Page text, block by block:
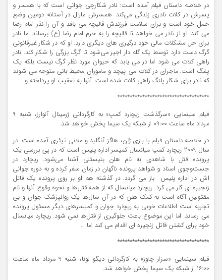
در خلاصه داستان فیلم آمده است: نادر شکارچی جوانی است که با همسر و
پسرش در کلات نادری زندگی می‌کند. همسرش مارال در آستانه دومین وضع
حمل خود است و برای سلامت فرزندش قالیچه می بافد و آن را نذر امام رضا
می کند. او از نادر می خواهد تا قالیچه را به حرم امام رضا (ع) برساند اما نادر
برای حل مشکلات مالی خود درگیری های دیگری دارد. او که در شکار غیرقانونی
گرگ دست دارد توسط یک گله دار اجیر می‌شود تا گرگ بزرگی را شکار کند. نادر
راهی کلات می شود اما در می یابد که حیوان مورد نظر گرگ نیست بلکه یک
پلنگ است. ماجرای در کلات می پیچد و ماموران محیط بانی متوجه می شوند
که نادر برای شکار پلنگ راهی کلات شده است. آنها به تعقیب او پرداخته و …
*************************************
فیلم سینمایی «سرگذشت ریچارد کمپ» به کارگردانی ژرمینال آلوارز، شنبه 9
مرداد ‌ماه ساعت 09:00 از شبکه یک سیما پخش خواهد شد.
در خلاصه داستان فیلم با بازی ژان، هاگز آنگلید و ملانی تیئری آمده است: در
سال 2009 ریچارد کمپ میانسال کمیسر اداره پلیس است که در پی بررسی یک
پرونده قتل با شاهدی به نام هلن بتیستلی آشنا می‌شود. ریچارد در
جست‌وجوی اسناد و شواهد پرونده ناگهان در زمان سفر کرده و به دوره جوانی
اش در اداره پلیس باز می گردد. در گذشته هم او بر روی پرونده یک قاتل
زنجیره ای کار می کرد. ریچارد میانسال که از همه قتل‌ها و نحوه وقوع آنها و نام
مقتولین آگاه است به کمک هلن که در آن سال‌ها یک روانپزشک جوان و بی
تجربه است اطلاعات خوبی به ریچارد جوان و کمیسرهای دیگر مسئول پرونده
می رساند. اما این موضوع باعث جلوگیری از قتل‌ها نمی شود. ریچارد میانسال
خود برای کشتن قاتل زنجیره ای اقدام می کند اما …
*************************************
فیلم سینمایی «سزار چاوز» به کارگردانی دیگو لونا، شنبه 9 مرداد ‌ماه ساعت
16:00 از شبکه یک سیما پخش خواهد شد.